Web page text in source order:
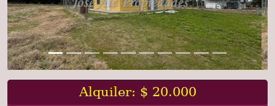
Alquiler: $ 20.000